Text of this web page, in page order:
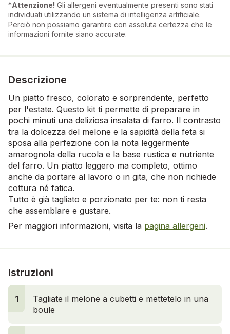
*Attenzione! Gli allergeni eventualmente presenti sono stati
individuati utilizzando un sistema di intelligenza artificiale.
Perciò non possiamo garantire con assoluta certezza che le
informazioni fornite siano accurate.
Descrizione
Un piatto fresco, colorato e sorprendente, perfetto
per l'estate. Questo kit ti permette di preparare in
pochi minuti una deliziosa insalata di farro. Il contrasto
tra la dolcezza del melone e la sapidità della feta si
sposa alla perfezione con la nota leggermente
amarognola della rucola e la base rustica e nutriente
del farro. Un piatto leggero ma completo, ottimo
anche da portare al lavoro o in gita, che non richiede
cottura né fatica.
Tutto è già tagliato e porzionato per te: non ti resta
che assemblare e gustare.
Per maggiori informazioni, visita la pagina allergeni.
Istruzioni
1
Tagliate il melone a cubetti e mettetelo in una
boule